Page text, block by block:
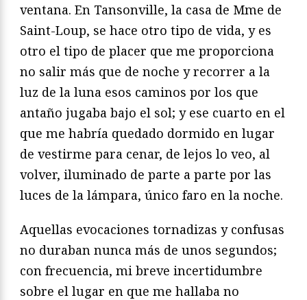
ventana. En Tansonville, la casa de Mme de
Saint-Loup, se hace otro tipo de vida, y es
otro el tipo de placer que me proporciona
no salir más que de noche y recorrer a la
luz de la luna esos caminos por los que
antaño jugaba bajo el sol; y ese cuarto en el
que me habría quedado dormido en lugar
de vestirme para cenar, de lejos lo veo, al
volver, iluminado de parte a parte por las
luces de la lámpara, único faro en la noche.
Aquellas evocaciones tornadizas y confusas
no duraban nunca más de unos segundos;
con frecuencia, mi breve incertidumbre
sobre el lugar en que me hallaba no